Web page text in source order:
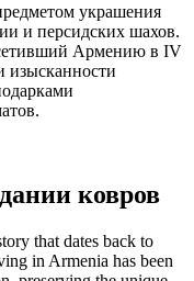
украшения
и персидских шахов.
Армению в IV
изысканности
ковров
that dates back to
in Armenia has been